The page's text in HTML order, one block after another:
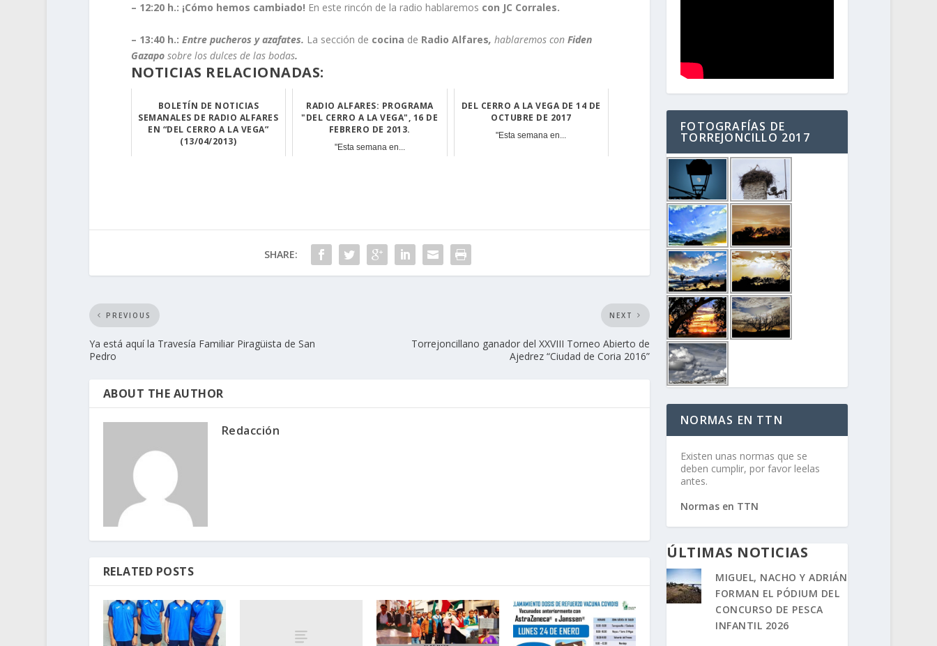
– 12:20 h.: ¡Cómo hemos cambiado! En este rincón de la radio hablaremos con JC Corrales.
– 13:40 h.: Entre pucheros y azafates. La sección de cocina de Radio Alfares, hablaremos conFiden
Gazapo sobre los dulces de las bodas.
NOTICIAS RELACIONADAS:
BOLETÍN DE NOTICIAS
SEMANALES DE RADIO ALFARES
EN “DEL CERRO A LA VEGA”
(13/04/2013)
RADIO ALFARES: PROGRAMA
"DEL CERRO A LA VEGA", 16 DE
FEBRERO DE 2013.
"Esta semana en...
DEL CERRO A LA VEGA DE 14 DE
OCTUBRE DE 2017
"Esta semana en...
SHARE:
PREVIOUS
Ya está aquí la Travesía Familiar Piragüista de San
Pedro
NEXT
Torrejoncillano ganador del XXVIII Torneo Abierto de
Ajedrez “Ciudad de Coria 2016”
ABOUT THE AUTHOR
Redacción
RELATED POSTS
FOTOGRAFÍAS DE
TORREJONCILLO 2017
NORMAS EN TTN
Existen unas normas que se
deben cumplir, por favor leelas
antes.
Normas en TTN
ÚLTIMAS NOTICIAS
MIGUEL, NACHO Y ADRIÁN
FORMAN EL PÓDIUM DEL
CONCURSO DE PESCA
INFANTIL 2026